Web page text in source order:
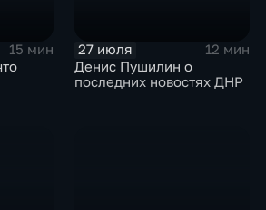
15 мин
27 июля
12 мин
Денис Пушилин о
последних новостях ДНР